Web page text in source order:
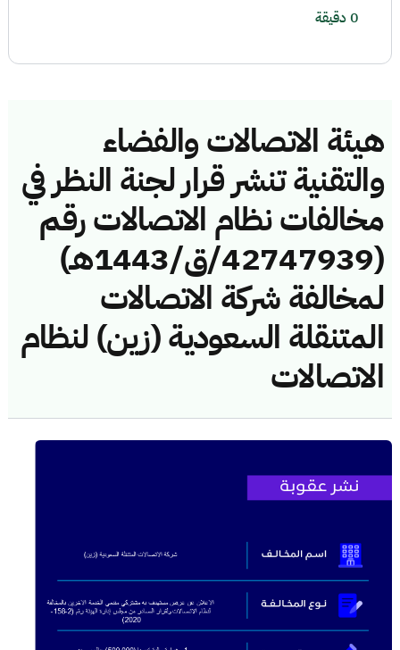
هيئة الاتصالات والفضاء
والتقنية تنشر قرار لجنة النظر في
مخالفات نظام الاتصالات رقم
(42747939/ق/1443هـ)
لمخالفة شركة الاتصالات
المتنقلة السعودية (زين) لنظام
الاتصالات
0 دقيقة